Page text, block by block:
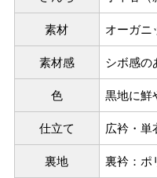
パターンオーダー（弊
ヒップを目安にサイズ
マイサイズでお仕立て
店舗で採寸（お近くの
素材 オーガニ
素材感 シボ感の
色 黒地に鮮
仕立て 広衿・単
裏地 裏衿：ポ